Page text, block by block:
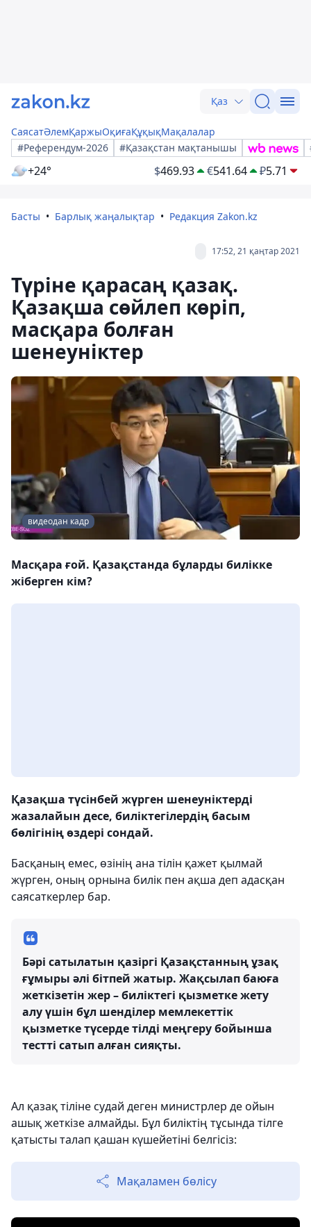
Қаз
СаясатӘлемҚаржыОқиғаҚұқықМақалалар
#Референдум-2026
#Қазақстан мақтанышы
+24° $469.93 €541.64 ₽5.71
Басты Барлық жаңалықтар Редакция Zakon.kz
17:52, 21 қаңтар 2021
Түріне қарасаң қазақ.
Қазақша сөйлеп көріп,
масқара болған
шенеуніктер
видеодан кадр
Масқара ғой. Қазақстанда бұларды билікке
жіберген кім?
Қазақша түсінбей жүрген шенеуніктерді
жазалайын десе, биліктегілердің басым
бөлігінің өздері сондай.
Басқаның емес, өзінің ана тілін қажет қылмай
жүрген, оның орнына билік пен ақша деп адасқан
саясаткерлер бар.
Бәрі сатылатын қазіргі Қазақстанның ұзақ
ғұмыры әлі бітпей жатыр. Жақсылап баюға
жеткізетін жер – биліктегі қызметке жету
алу үшін бұл шенділер мемлекеттік
қызметке түсерде тілді меңгеру бойынша
тестті сатып алған сияқты.
Ал қазақ тіліне судай деген министрлер де ойын
ашық жеткізе алмайды. Бұл биліктің тұсында тілге
қатысты талап қашан күшейетіні белгісіз:
Мақаламен бөлісу